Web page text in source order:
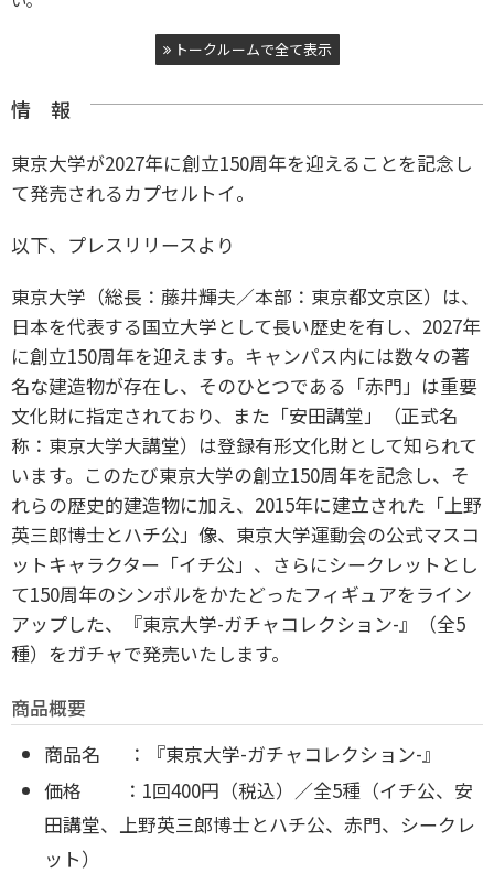
トークルームで全て表示
情 報
東京大学が2027年に創立150周年を迎えることを記念し
て発売されるカプセルトイ。
以下、プレスリリースより
東京大学（総長：藤井輝夫／本部：東京都文京区）は、
日本を代表する国立大学として長い歴史を有し、2027年
に創立150周年を迎えます。キャンパス内には数々の著
名な建造物が存在し、そのひとつである「赤門」は重要
文化財に指定されており、また「安田講堂」（正式名
称：東京大学大講堂）は登録有形文化財として知られて
います。このたび東京大学の創立150周年を記念し、そ
れらの歴史的建造物に加え、2015年に建立された「上野
英三郎博士とハチ公」像、東京大学運動会の公式マスコ
ットキャラクター「イチ公」、さらにシークレットとし
て150周年のシンボルをかたどったフィギュアをライン
アップした、『東京大学-ガチャコレクション-』（全5
種）をガチャで発売いたします。
商品概要
商品名 ：『東京大学-ガチャコレクション-』
価格 ：1回400円（税込）／全5種（イチ公、安
田講堂、上野英三郎博士とハチ公、赤門、シークレ
ット）